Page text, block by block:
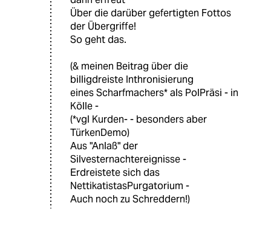
Über die darüber gefertigten Fottos
der Übergriffe!
So geht das.
(& meinen Beitrag über die
billigdreiste Inthronisierung
eines Scharfmachers* als PolPräsi - in
Kölle -
(*vgl Kurden- - besonders aber
TürkenDemo)
Aus "Anlaß" der
Silvesternachtereignisse -
Erdreistete sich das
NettikatistasPurgatorium -
Auch noch zu Schreddern!)